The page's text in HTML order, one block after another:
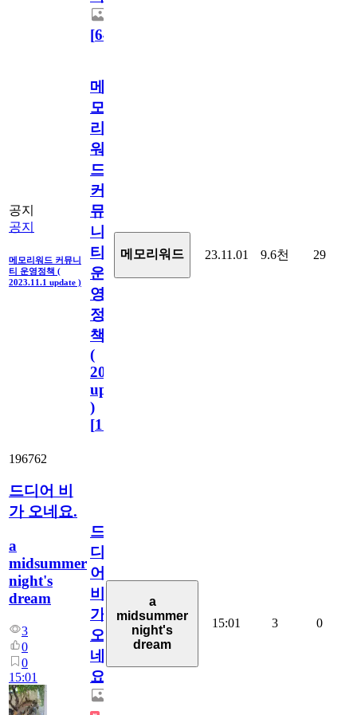
[64
공지
공지
메모리워드 커뮤니
티 운영정책 (
2023.11.1 update )
메
모
리
워
드
커
뮤
니
티
운
영
정
책
(
2023.11.1
update
)
[110
메모리워드 23.11.01 9.6천 29
196762
드디어 비
가 오네요.
a
midsummer
night's
dream
3
0
0
15:01
드
디
어
비
가
오
네
요.
a
midsummer
night's
dream
15:01 3 0